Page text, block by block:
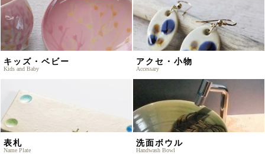
キッズ・ベビー
Kids and Baby
アクセ・小物
Accessary
表札
Name Plate
洗面ボウル
Handwash Bowl